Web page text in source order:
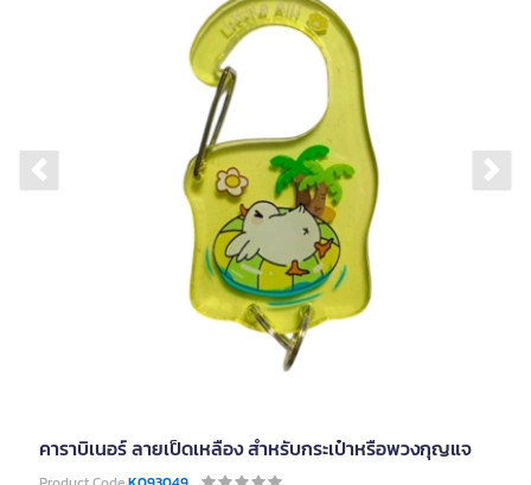
Previous slide
คาราบิเนอร์ ลายเป็ดเหลือง สำหรับกระเป๋าหรือพวงกุญแจ